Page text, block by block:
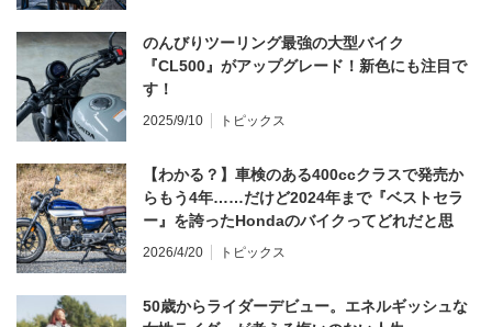
のんびりツーリング最強の大型バイク
『CL500』がアップグレード！新色にも注目で
す！
2025/9/10 トピックス
【わかる？】車検のある400ccクラスで発売か
らもう4年……だけど2024年まで『ベストセラ
ー』を誇ったHondaのバイクってどれだと思
う？
2026/4/20 トピックス
50歳からライダーデビュー。エネルギッシュな